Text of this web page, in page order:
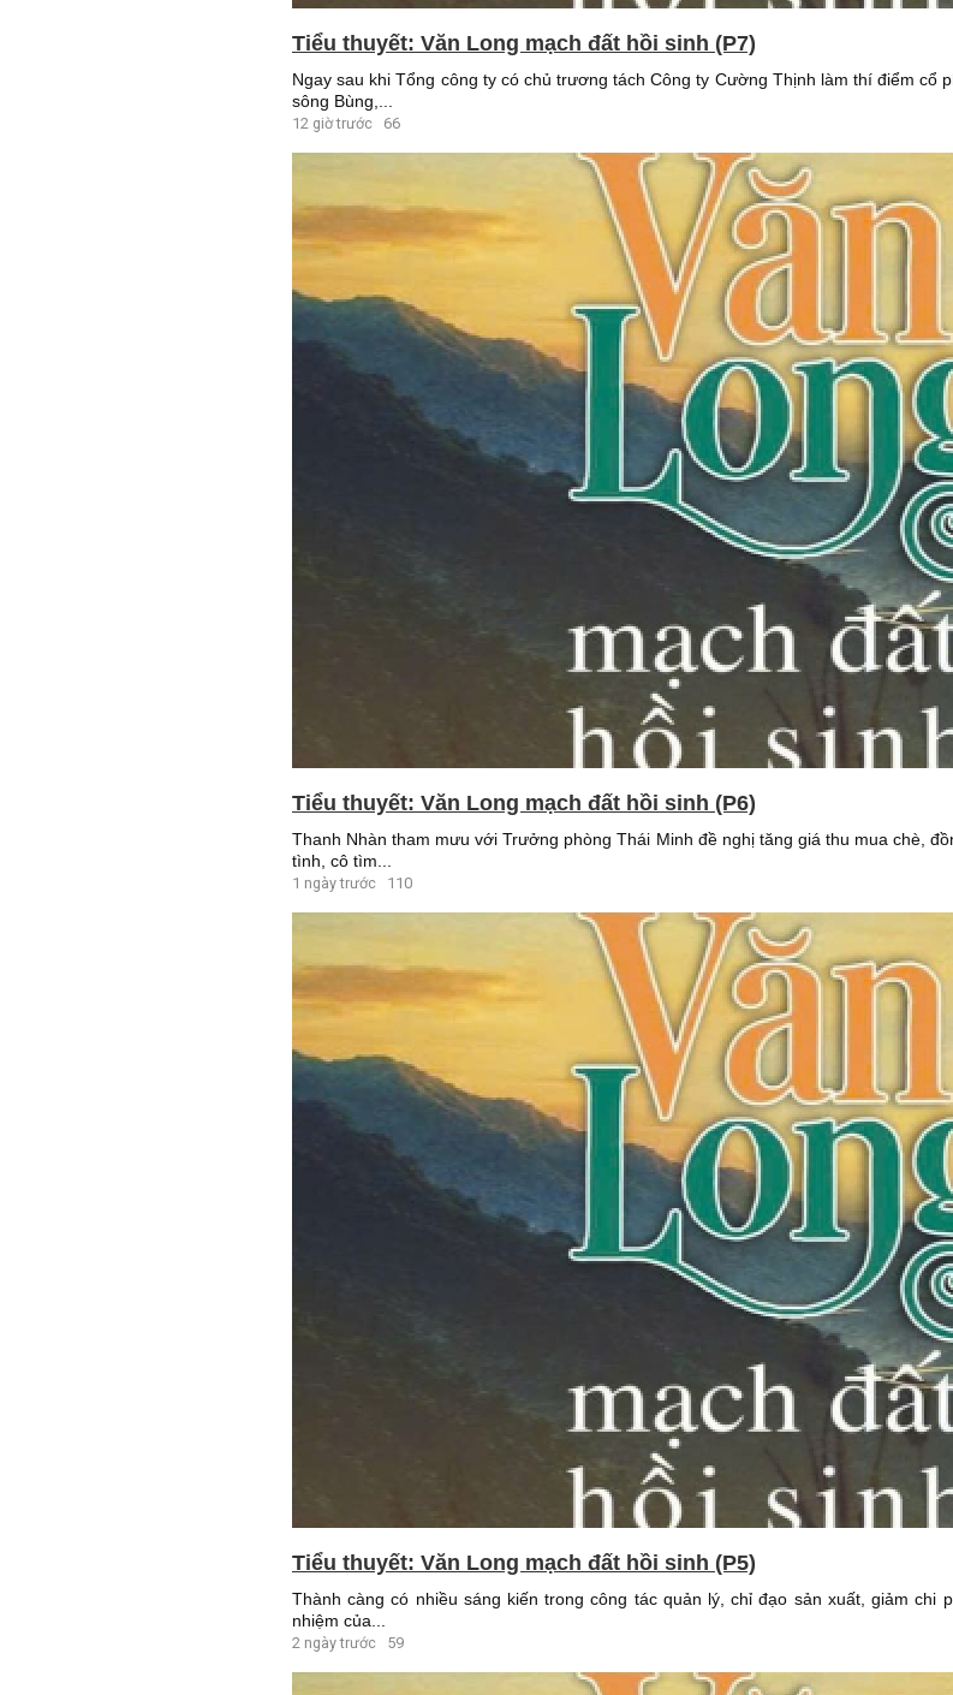
Tiểu thuyết: Văn Long mạch đất hồi sinh (P7)
Ngay sau khi Tổng công ty có chủ trương tách Công ty Cường Thịnh làm thí điểm cổ
sông Bùng,...
12 giờ trước 66
Tiểu thuyết: Văn Long mạch đất hồi sinh (P6)
Thanh Nhàn tham mưu với Trưởng phòng Thái Minh đề nghị tăng giá thu mua chè,
tình, cô tìm...
1 ngày trước 110
Tiểu thuyết: Văn Long mạch đất hồi sinh (P5)
Thành càng có nhiều sáng kiến trong công tác quản lý, chỉ đạo sản xuất, giảm
nhiệm của...
2 ngày trước 59